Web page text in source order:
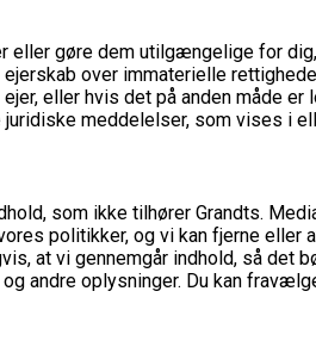
eller gøre dem utilgængelige for
over immaterielle
eller hvis det på anden måde
meddelelser, som vises i
som ikke tilhører Grandts.
politikker, og vi kan fjerne eller
at vi gennemgår indhold, så det
andre oplysninger. Du kan